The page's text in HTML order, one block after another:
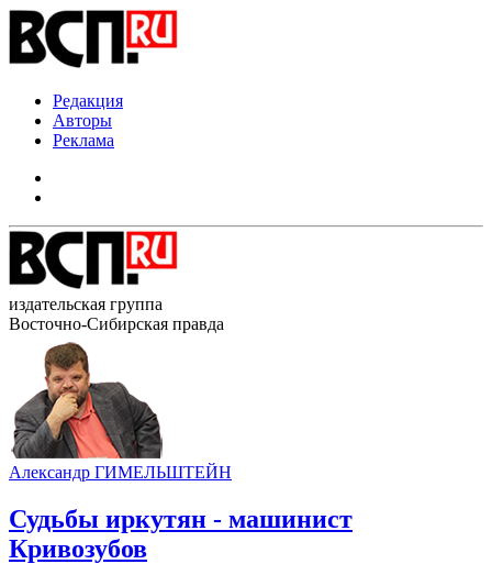
Редакция
Авторы
Реклама
издательская группа
Восточно-Сибирская правда
Александр ГИМЕЛЬШТЕЙН
Судьбы иркутян - машинист
Кривозубов